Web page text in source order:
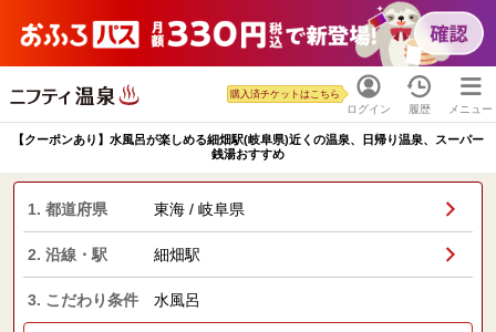
ログイン
購入済チケットはこちら
履歴 メニュー
【クーポンあり】水風呂が楽しめる細畑駅(岐阜県)近くの温泉、日帰り温泉、スーパー
銭湯おすすめ
1. 都道府県 東海 / 岐阜県
2. 沿線・駅 細畑駅
3. こだわり条件 水風呂